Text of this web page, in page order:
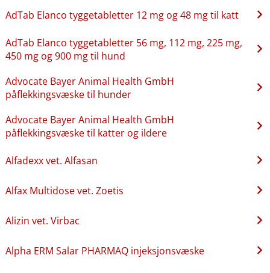
AdTab Elanco tyggetabletter 12 mg og 48 mg til katt
AdTab Elanco tyggetabletter 56 mg, 112 mg, 225 mg,
450 mg og 900 mg til hund
Advocate Bayer Animal Health GmbH
påflekkingsvæske til hunder
Advocate Bayer Animal Health GmbH
påflekkingsvæske til katter og ildere
Alfadexx vet. Alfasan
Alfax Multidose vet. Zoetis
Alizin vet. Virbac
Alpha ERM Salar PHARMAQ injeksjonsvæske